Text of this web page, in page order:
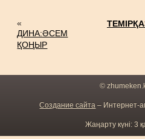
«
ДИНА:ӘСЕМ
ҚОҢЫР
©
Создание сайта – Интернет-
Жаңарту күні: 3